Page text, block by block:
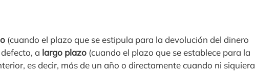
(cuando el plazo que se estipula para la devolución del dinero
a largo plazo (cuando el plazo que se establece para la
es decir, más de un año o directamente cuando ni siquiera